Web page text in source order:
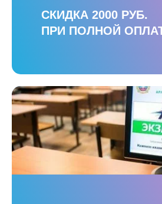
СКИДКА 2000 РУБ.
ПРИ ПОЛНОЙ